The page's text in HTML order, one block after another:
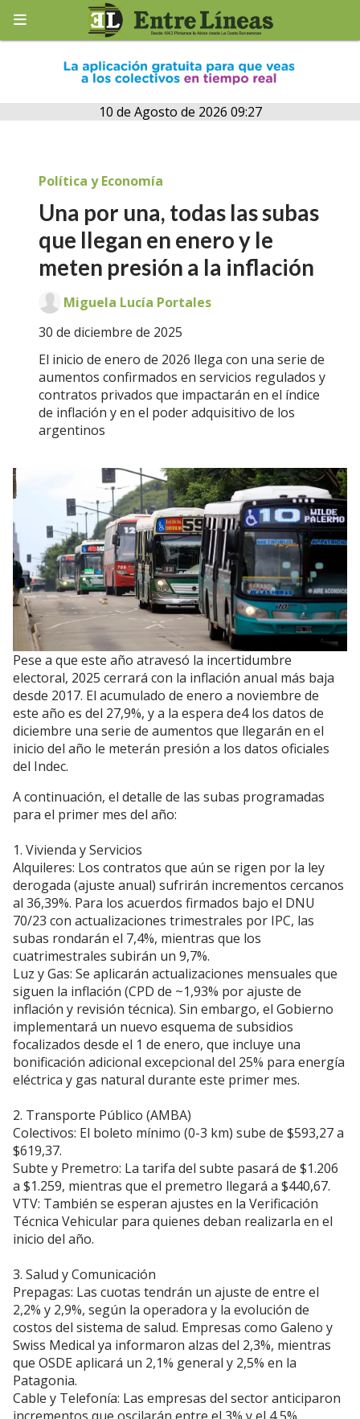
10 de Agosto de 2026 09:27
Una por una, todas las subas
que llegan en enero y le
meten presión a la inflación
El inicio de enero de 2026 llega con una serie de
aumentos confirmados en servicios regulados y
contratos privados que impactarán en el índice
de inflación y en el poder adquisitivo de los
argentinos
Política y Economía
30 de diciembre de 2025
Miguela Lucía Portales
Pese a que este año atravesó la incertidumbre
electoral, 2025 cerrará con la inflación anual más baja
desde 2017. El acumulado de enero a noviembre de
este año es del 27,9%, y a la espera de4 los datos de
diciembre una serie de aumentos que llegarán en el
inicio del año le meterán presión a los datos oficiales
del Indec.
A continuación, el detalle de las subas programadas
para el primer mes del año:
1. Vivienda y Servicios
Alquileres: Los contratos que aún se rigen por la ley
derogada (ajuste anual) sufrirán incrementos cercanos
al 36,39%. Para los acuerdos firmados bajo el DNU
70/23 con actualizaciones trimestrales por IPC, las
subas rondarán el 7,4%, mientras que los
cuatrimestrales subirán un 9,7%.
Luz y Gas: Se aplicarán actualizaciones mensuales que
siguen la inflación (CPD de ~1,93% por ajuste de
inflación y revisión técnica). Sin embargo, el Gobierno
implementará un nuevo esquema de subsidios
focalizados desde el 1 de enero, que incluye una
bonificación adicional excepcional del 25% para energía
eléctrica y gas natural durante este primer mes.
2. Transporte Público (AMBA)
Colectivos: El boleto mínimo (0-3 km) sube de $593,27 a
$619,37.
Subte y Premetro: La tarifa del subte pasará de $1.206
a $1.259, mientras que el premetro llegará a $440,67.
VTV: También se esperan ajustes en la Verificación
Técnica Vehicular para quienes deban realizarla en el
inicio del año.
3. Salud y Comunicación
Prepagas: Las cuotas tendrán un ajuste de entre el
2,2% y 2,9%, según la operadora y la evolución de
costos del sistema de salud. Empresas como Galeno y
Swiss Medical ya informaron alzas del 2,3%, mientras
que OSDE aplicará un 2,1% general y 2,5% en la
Patagonia.
Cable y Telefonía: Las empresas del sector anticiparon